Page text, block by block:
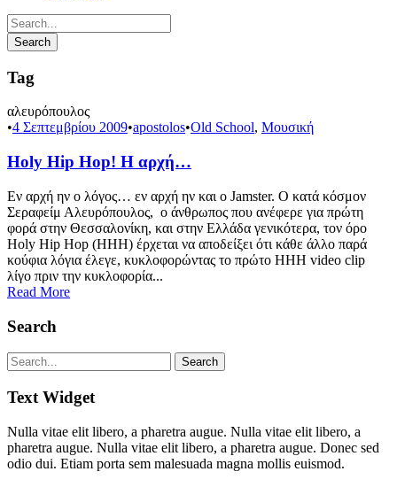
Tag
αλευρόπουλος
•4 Σεπτεμβρίου 2009•apostolos•Old School, Μουσική
Holy Hip Hop! Η αρχή…
Εν αρχή ην ο λόγος… εν αρχή ην και ο Jamster. Ο κατά κόσμον
Σεραφείμ Αλευρόπουλος, ο άνθρωπος που ανέφερε για πρώτη
φορά στην Θεσσαλονίκη, και στην Ελλάδα γενικότερα, τον όρο
Holy Hip Hop (HHH) έρχεται να αποδείξει ότι κάθε άλλο παρά
κούφια λόγια έλεγε, κυκλοφορώντας το πρώτο HHH video clip
λίγο πριν την κυκλοφορία...
Read More
Search
Text Widget
Nulla vitae elit libero, a pharetra augue. Nulla vitae elit libero, a
pharetra augue. Nulla vitae elit libero, a pharetra augue. Donec sed
odio dui. Etiam porta sem malesuada magna mollis euismod.